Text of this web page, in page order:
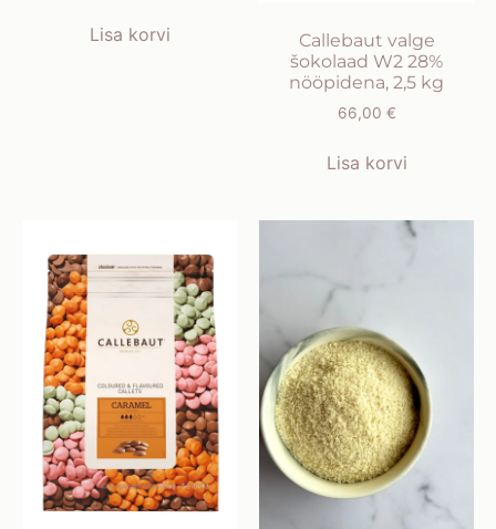
Lisa korvi
Callebaut valge
šokolaad W2 28%
nööpidena, 2,5 kg
66,00 €
Lisa korvi